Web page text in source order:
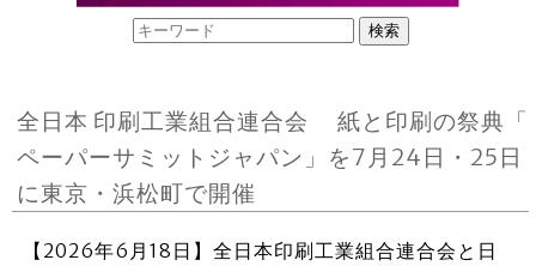
全日本 印刷工業組合連合会 紙と印刷の祭典「
ペーパーサミットジャパン」を7月24日・25日
に東京・浜松町で開催
【2026年6月18日】全日本印刷工業組合連合会と日